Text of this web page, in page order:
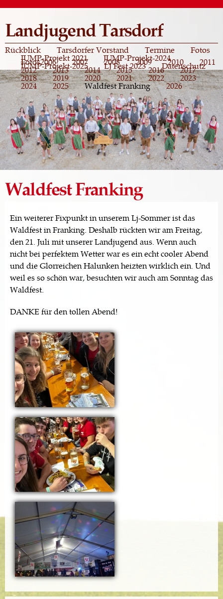
Direkt
Inhalt
Landjugend Tarsdorf
Rückblick Tarsdorfer Vorstand Termine
Fotos
Fotos2006 2007 2008 2009 2010 2011
2012 2013 2014 2015 2016 2017
2018 2019 2020 2021 2022 2023
2024 2025 Waldfest Franking 2026
JUMP-Projekt 2021 JUMP-Projekt-2024
JUMP-Projekt-2025 LJ Fest 2023 Datenschutz
Waldfest Franking
Ein weiterer Fixpunkt in unserem Lj-Sommer ist das
Waldfest in Franking. Deshalb rückten wir am Freitag,
den 21. Juli mit unserer Landjugend aus. Wenn auch
nicht bei perfektem Wetter war es ein echt cooler Abend
und die Glorreichen Halunken heizten wirklich ein. Und
weil es so schön war, besuchten wir auch am Sonntag das
Waldfest.
DANKE für den tollen Abend!